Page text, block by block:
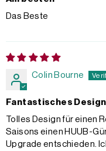
Das Beste
Colin Bourne
Fantastisches Design
Tolles Design für einen
Saisons einen HUUB-
Upgrade entschieden.